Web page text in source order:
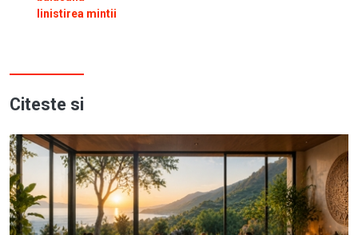
linistirea mintii
Citeste si